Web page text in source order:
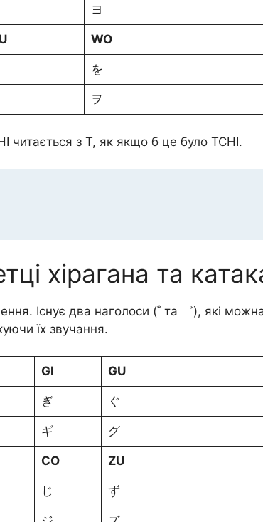
ヨ
WO
を
ヲ
читається з Т, як якщо б це було TCHI.
хірагана та
Існує два наголоси (˚ та ゛), які
їх звучання.
GI GU
ぎ ぐ
ギ グ
СО ZU
じ ず